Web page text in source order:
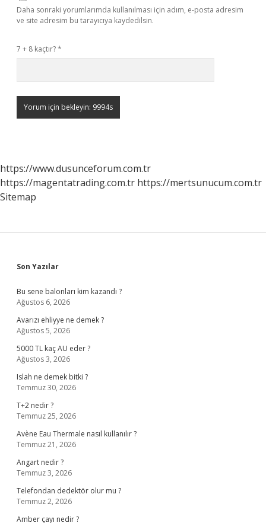
Daha sonraki yorumlarımda kullanılması için adım, e-posta adresim
ve site adresim bu tarayıcıya kaydedilsin.
7 + 8 kaçtır?*
https://www.dusunceforum.com.tr
https://magentatrading.com.tr https://mertsunucum.com.tr
Sitemap
Sidebar
Son Yazılar
Bu sene balonları kim kazandı ?
Ağustos 6, 2026
Avarızı ehliyye ne demek ?
Ağustos 5, 2026
5000 TL kaç AU eder ?
Ağustos 3, 2026
Islah ne demek bitki ?
Temmuz 30, 2026
T+2 nedir ?
Temmuz 25, 2026
Avène Eau Thermale nasıl kullanılır ?
Temmuz 21, 2026
Angart nedir ?
Temmuz 3, 2026
Telefondan dedektör olur mu ?
Temmuz 2, 2026
Amber çayı nedir ?